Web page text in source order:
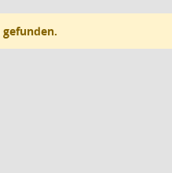
gefunden.